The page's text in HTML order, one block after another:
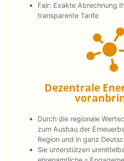
Fair: Exakte Abrechnung
transparente Tarife
Dezentrale
Durch die regionale
zum Ausbau der
Region und in ganz
Sie unterstützen